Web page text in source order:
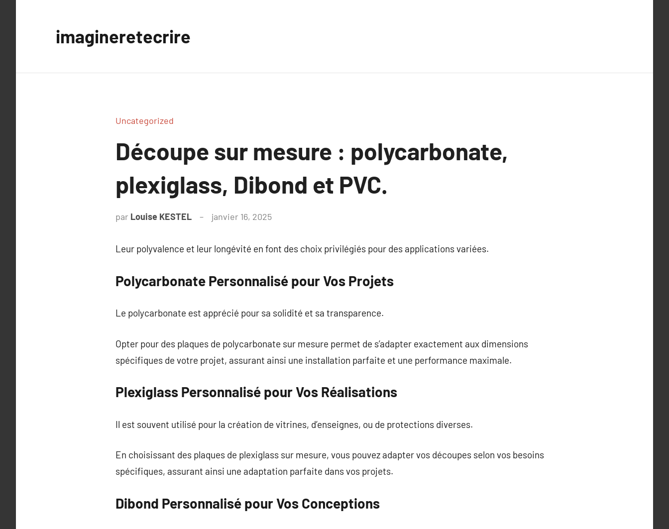
imagineretecrire
Uncategorized
Découpe sur mesure : polycarbonate,
plexiglass, Dibond et PVC.
par Louise KESTEL janvier 16, 2025
Leur polyvalence et leur longévité en font des choix privilégiés pour des applications variées.
Polycarbonate Personnalisé pour Vos Projets
Le polycarbonate est apprécié pour sa solidité et sa transparence.
Opter pour des plaques de polycarbonate sur mesure permet de s’adapter exactement aux dimensions
spécifiques de votre projet, assurant ainsi une installation parfaite et une performance maximale.
Plexiglass Personnalisé pour Vos Réalisations
Il est souvent utilisé pour la création de vitrines, d’enseignes, ou de protections diverses.
En choisissant des plaques de plexiglass sur mesure, vous pouvez adapter vos découpes selon vos besoins
spécifiques, assurant ainsi une adaptation parfaite dans vos projets.
Dibond Personnalisé pour Vos Conceptions